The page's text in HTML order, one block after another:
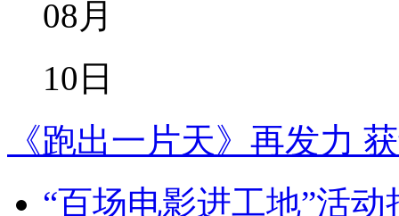
08月
10日
《跑出一片天》再发力
“百场电影进工地”活